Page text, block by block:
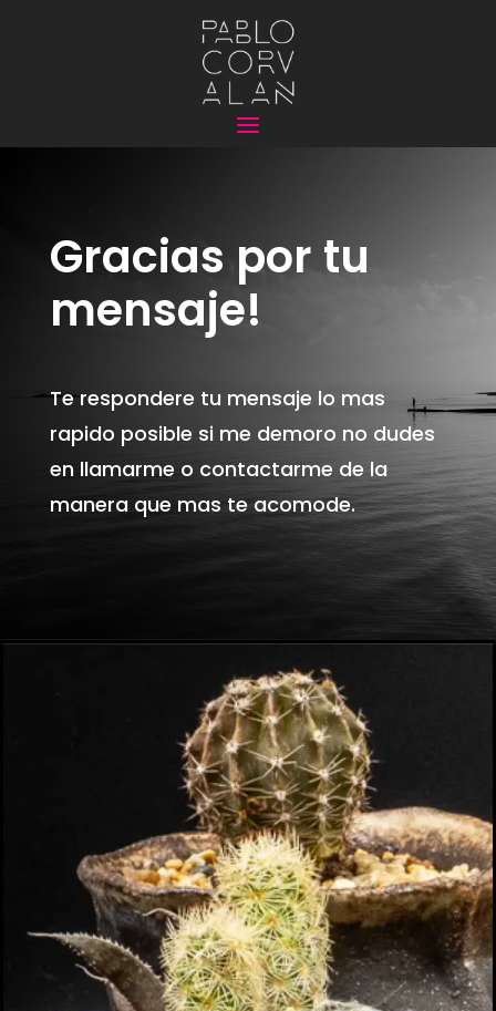
Gracias por tu
mensaje!
Te respondere tu mensaje lo mas
rapido posible si me demoro no dudes
en llamarme o contactarme de la
manera que mas te acomode.